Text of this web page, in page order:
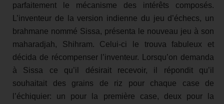
parfaitement le mécanisme des intérêts composés.
L’inventeur de la version indienne du jeu d’échecs, un
brahmane nommé Sissa, présenta le nouveau jeu à son
maharadjah, Shihram. Celui-ci le trouva fabuleux et
décida de récompenser l’inventeur. Lorsqu’on demanda
à Sissa ce qu’il désirait recevoir, il répondit qu’il
souhaitait des grains de riz pour chaque case de
l’échiquier: un pour la première case, deux pour la